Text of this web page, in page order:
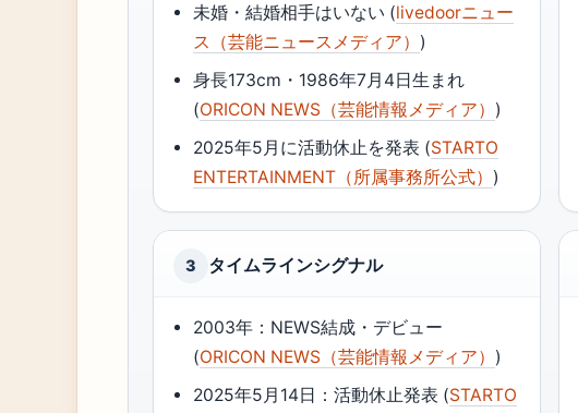
未婚・結婚相手はいない (livedoorニュー
ス（芸能ニュースメディア） )
身長173cm・1986年7月4日生まれ
(ORICON NEWS（芸能情報メディア） )
2025年5月に活動休止を発表 (STARTO
ENTERTAINMENT（所属事務所公式） )
3 タイムラインシグナル
2003年：NEWS結成・デビュー
(ORICON NEWS（芸能情報メディア） )
2025年5月14日：活動休止発表 (STARTO